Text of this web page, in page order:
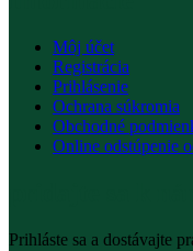
Môj účet
Registrácia
Prihlásenie
Ochrana súkromia
Obchodné
Online odstúpenie
Prihláste sa a dostávajte